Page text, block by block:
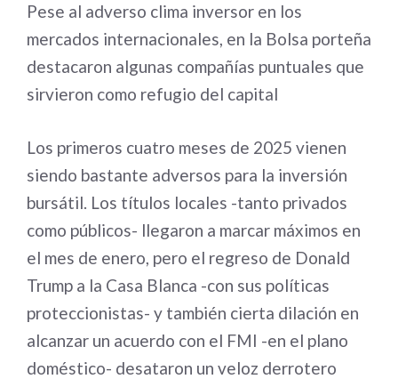
Pese al adverso clima inversor en los
mercados internacionales, en la Bolsa porteña
destacaron algunas compañías puntuales que
sirvieron como refugio del capital
Los primeros cuatro meses de 2025 vienen
siendo bastante adversos para la inversión
bursátil. Los títulos locales -tanto privados
como públicos- llegaron a marcar máximos en
el mes de enero, pero el regreso de Donald
Trump a la Casa Blanca -con sus políticas
proteccionistas- y también cierta dilación en
alcanzar un acuerdo con el FMI -en el plano
doméstico- desataron un veloz derrotero